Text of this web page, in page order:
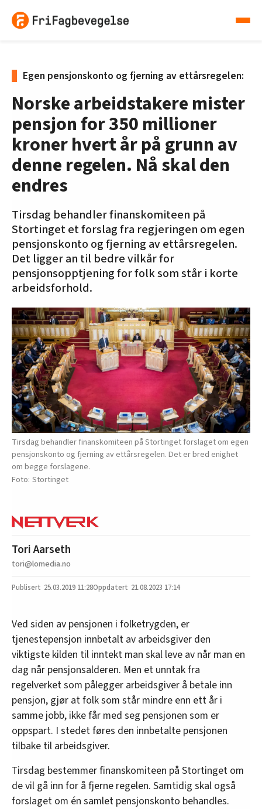
Egen pensjonskonto og fjerning av ettårsregelen:
Norske arbeidstakere mister
pensjon for 350 millioner
kroner hvert år på grunn av
denne regelen. Nå skal den
endres
Tirsdag behandler finanskomiteen på
Stortinget et forslag fra regjeringen om egen
pensjonskonto og fjerning av ettårsregelen.
Det ligger an til bedre vilkår for
pensjonsopptjening for folk som står i korte
arbeidsforhold.
Tirsdag behandler finanskomiteen på Stortinget forslaget om egen
pensjonskonto og fjerning av ettårsregelen. Det er bred enighet
om begge forslagene.
Stortinget
Tori Aarseth
tori@lomedia.no
25.03.2019 11:28 21.08.2023 17:14
Ved siden av pensjonen i folketrygden, er
tjenestepensjon innbetalt av arbeidsgiver den
viktigste kilden til inntekt man skal leve av når man en
dag når pensjonsalderen. Men et unntak fra
regelverket som pålegger arbeidsgiver å betale inn
pensjon, gjør at folk som står mindre enn ett år i
samme jobb, ikke får med seg pensjonen som er
oppspart. I stedet føres den innbetalte pensjonen
tilbake til arbeidsgiver.
Tirsdag bestemmer finanskomiteen på Stortinget om
de vil gå inn for å fjerne regelen. Samtidig skal også
forslaget om én samlet pensjonskonto behandles.